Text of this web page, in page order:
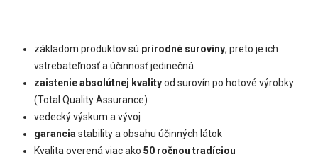
základom produktov sú prírodné suroviny, preto je ich
vstrebateľnosť a účinnosť jedinečná
zaistenie absolútnej kvalityod surovín po hotové výrobky
(Total Quality Assurance)
vedecký výskum a vývoj
garancia stability a obsahu účinných látok
Kvalita overená viac ako 50 ročnou tradíciou